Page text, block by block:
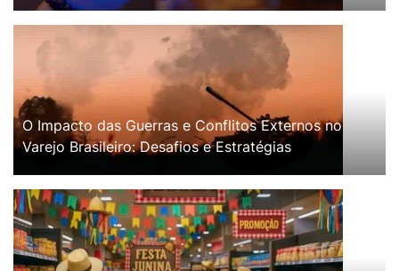
O Impacto das Guerras e Conflitos Externos no
Varejo Brasileiro: Desafios e Estratégias